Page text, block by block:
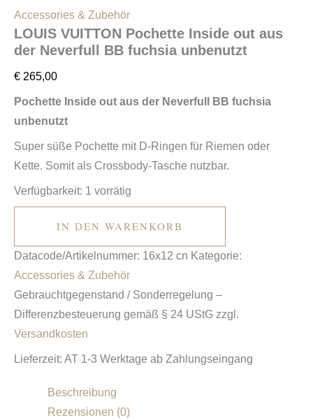
Accessories & Zubehör
LOUIS VUITTON Pochette Inside out aus
der Neverfull BB fuchsia unbenutzt
€ 265,00
Pochette Inside out aus der Neverfull BB fuchsia
unbenutzt
Super süße Pochette mit D-Ringen für Riemen oder
Kette. Somit als Crossbody-Tasche nutzbar.
Verfügbarkeit: 1 vorrätig
IN DEN WARENKORB
Datacode/Artikelnummer: 16x12 cn Kategorie:
Accessories & Zubehör
Gebrauchtgegenstand / Sonderregelung –
Differenzbesteuerung gemäß § 24 UStG zzgl.
Versandkosten
Lieferzeit: AT 1-3 Werktage ab Zahlungseingang
Beschreibung
Rezensionen (0)